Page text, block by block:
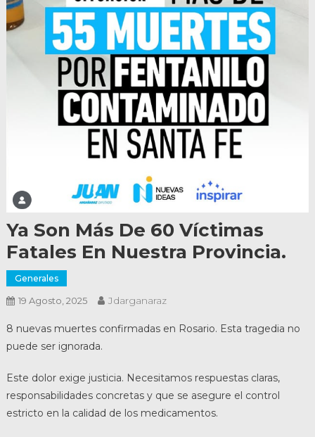
Ya Son Más De 60 Víctimas
Fatales En Nuestra Provincia.
Generales
19 Agosto, 2025 Jdarganaraz
8 nuevas muertes confirmadas en Rosario. Esta tragedia no
puede ser ignorada.
Este dolor exige justicia. Necesitamos respuestas claras,
responsabilidades concretas y que se asegure el control
estricto en la calidad de los medicamentos.